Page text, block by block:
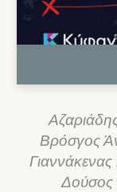
Βρόσγος